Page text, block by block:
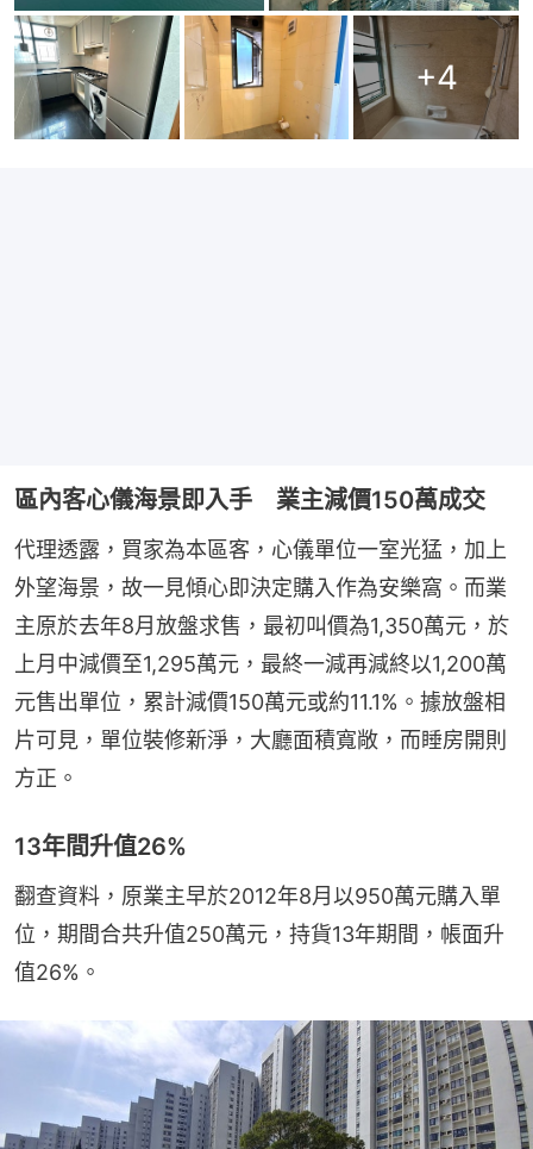
+4
區內客心儀海景即入手 業主減價150萬成交
代理透露，買家為本區客，心儀單位一室光猛，加上
外望海景，故一見傾心即決定購入作為安樂窩。而業
主原於去年8月放盤求售，最初叫價為1,350萬元，於
上月中減價至1,295萬元，最終一減再減終以1,200萬
元售出單位，累計減價150萬元或約11.1%。據放盤相
片可見，單位裝修新淨，大廳面積寬敞，而睡房開則
方正。
13年間升值26%
翻查資料，原業主早於2012年8月以950萬元購入單
位，期間合共升值250萬元，持貨13年期間，帳面升
值26%。